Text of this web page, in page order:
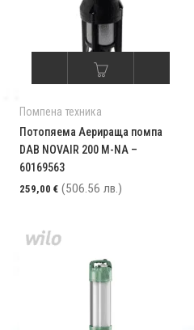
Помпена техника
Потопяема Аерираща помпа
DAB NOVAIR 200 M-NA –
60169563
259,00€ (506.56 лв.)